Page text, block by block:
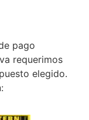
pago
requerimos
elegido.